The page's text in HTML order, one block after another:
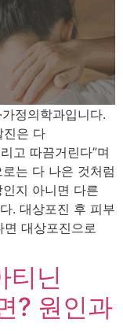
정의학과입니다.
진은 다
고 따끔거린다”며
는 다 나은 것처럼
지 아니면 다른
. 대상포진 후 피부
대상포진으로
티닌
? 원인과